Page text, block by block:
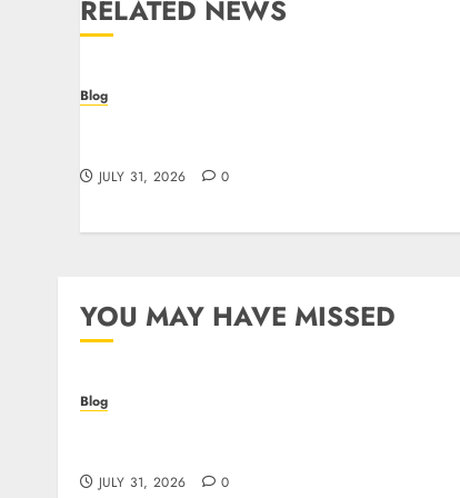
RELATED NEWS
Blog
JULY 31, 2026 0
YOU MAY HAVE MISSED
Blog
JULY 31, 2026 0